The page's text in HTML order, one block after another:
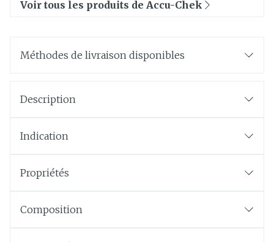
Voir tous les produits de Accu-Chek
Méthodes de livraison disponibles
Description
Indication
Propriétés
Composition